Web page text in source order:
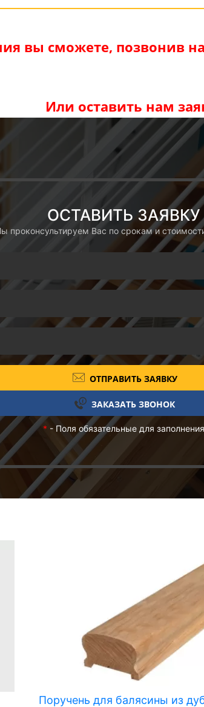
вы сможете, позвонив
Или оставить нам
ОСТАВИТЬ ЗАЯВКУ
проконсультируем Вас по срокам и
ОТПРАВИТЬ ЗАЯВКУ
ЗАКАЗАТЬ ЗВОНОК
* - Поля обязательные для заполнения
Поручень для балясины из